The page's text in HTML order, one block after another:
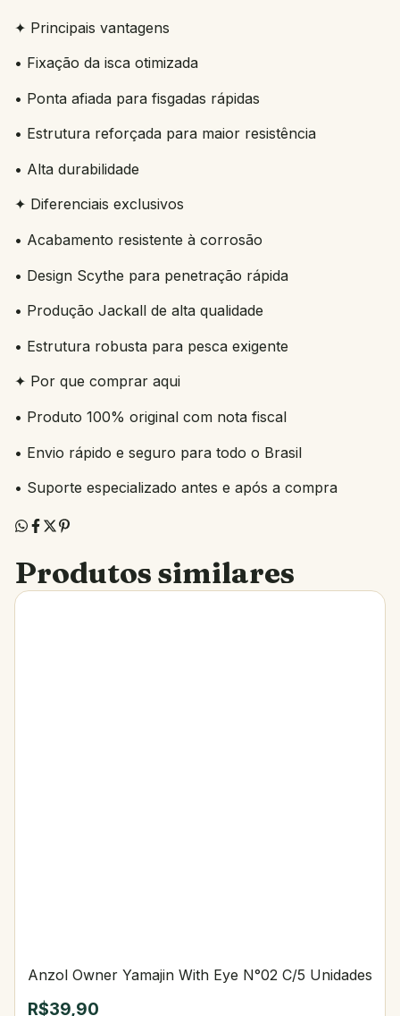
✦ Principais vantagens
• Fixação da isca otimizada
• Ponta afiada para fisgadas rápidas
• Estrutura reforçada para maior resistência
• Alta durabilidade
✦ Diferenciais exclusivos
• Acabamento resistente à corrosão
• Design Scythe para penetração rápida
• Produção Jackall de alta qualidade
• Estrutura robusta para pesca exigente
✦ Por que comprar aqui
• Produto 100% original com nota fiscal
• Envio rápido e seguro para todo o Brasil
• Suporte especializado antes e após a compra
Produtos similares
Anzol Owner Yamajin With Eye N°02 C/5 Unidades
R$39,90